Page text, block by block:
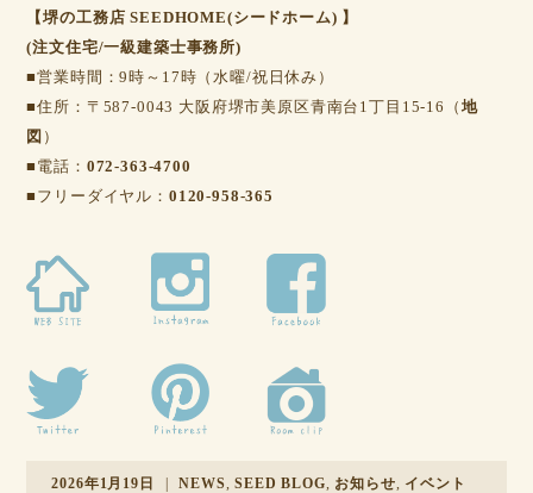
【堺の工務店 SEEDHOME(シードホーム) 】
(注文住宅/一級建築士事務所)
■営業時間：9時～17時（水曜/祝日休み）
■住所：〒587-0043 大阪府堺市美原区青南台1丁目15-16（ 地
図 ）
■電話： 072-363-4700
■フリーダイヤル： 0120-958-365
2026年1月19日 | NEWS,SEED BLOG, お知らせ, イベント